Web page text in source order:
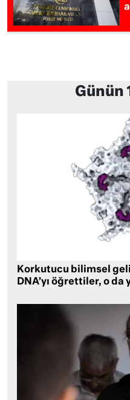
Günün
Korkutucu bilimsel
DNA’yı öğrettiler, o da